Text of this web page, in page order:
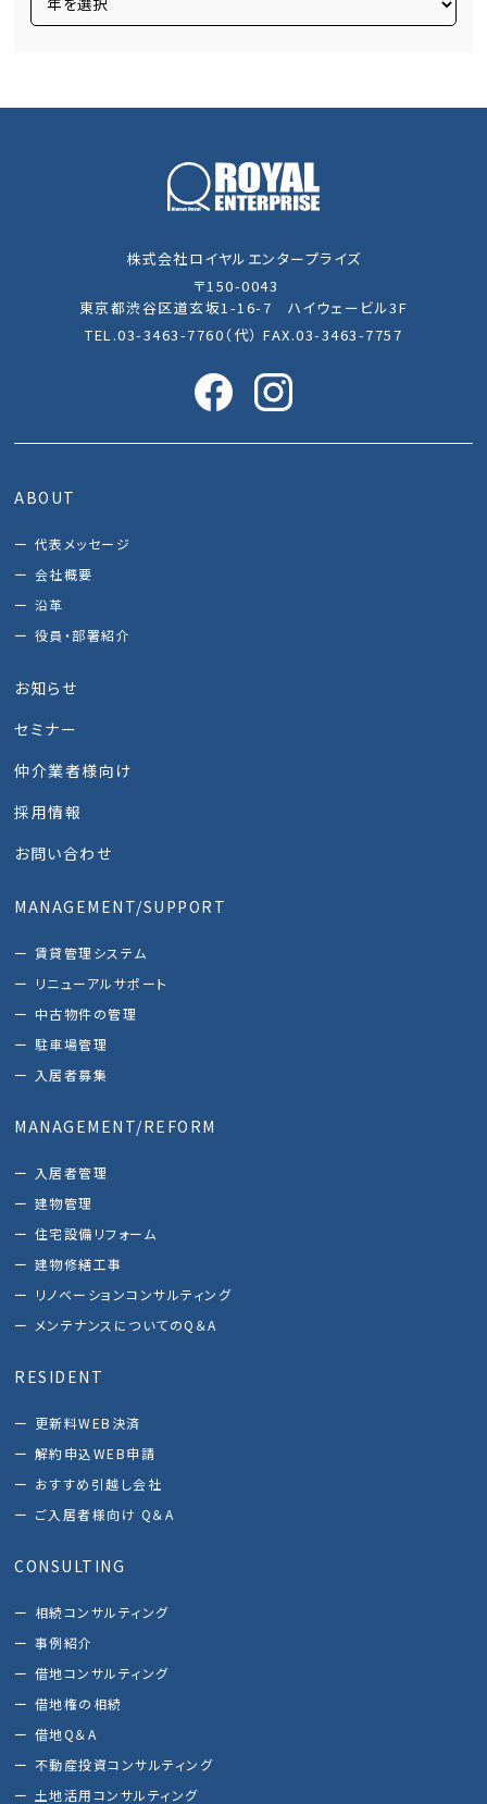
株式会社ロイヤルエンタープライズ
〒150-0043
東京都渋谷区道玄坂1-16-7 ハイウェービル3F
TEL.03-3463-7760（代） FAX.03-3463-7757
ABOUT
代表メッセージ
会社概要
沿革
役員・部署紹介
お知らせ
セミナー
仲介業者様向け
採用情報
お問い合わせ
MANAGEMENT/SUPPORT
賃貸管理システム
リニューアルサポート
中古物件の管理
駐車場管理
入居者募集
MANAGEMENT/REFORM
入居者管理
建物管理
住宅設備リフォーム
建物修繕工事
リノベーションコンサルティング
メンテナンスについてのQ＆A
RESIDENT
更新料WEB決済
解約申込WEB申請
おすすめ引越し会社
ご入居者様向け Q＆A
CONSULTING
相続コンサルティング
事例紹介
借地コンサルティング
借地権の相続
借地Q＆A
不動産投資コンサルティング
土地活用コンサルティング